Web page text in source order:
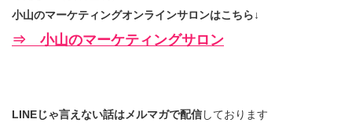
小山のマーケティングオンラインサロンはこちら↓
⇒ 小山のマーケティングサロン
LINEじゃ言えない話はメルマガで配信しております